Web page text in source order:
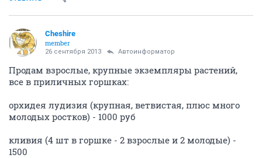
Cheshire
member
26 сентября 2013 Автоинформатор
Продам взрослые, крупные экземпляры растений,
все в приличных горшках:
орхидея лудизия (крупная, ветвистая, плюс много
молодых ростков) - 1000 руб
кливия (4 шт в горшке - 2 взрослые и 2 молодые) -
1500